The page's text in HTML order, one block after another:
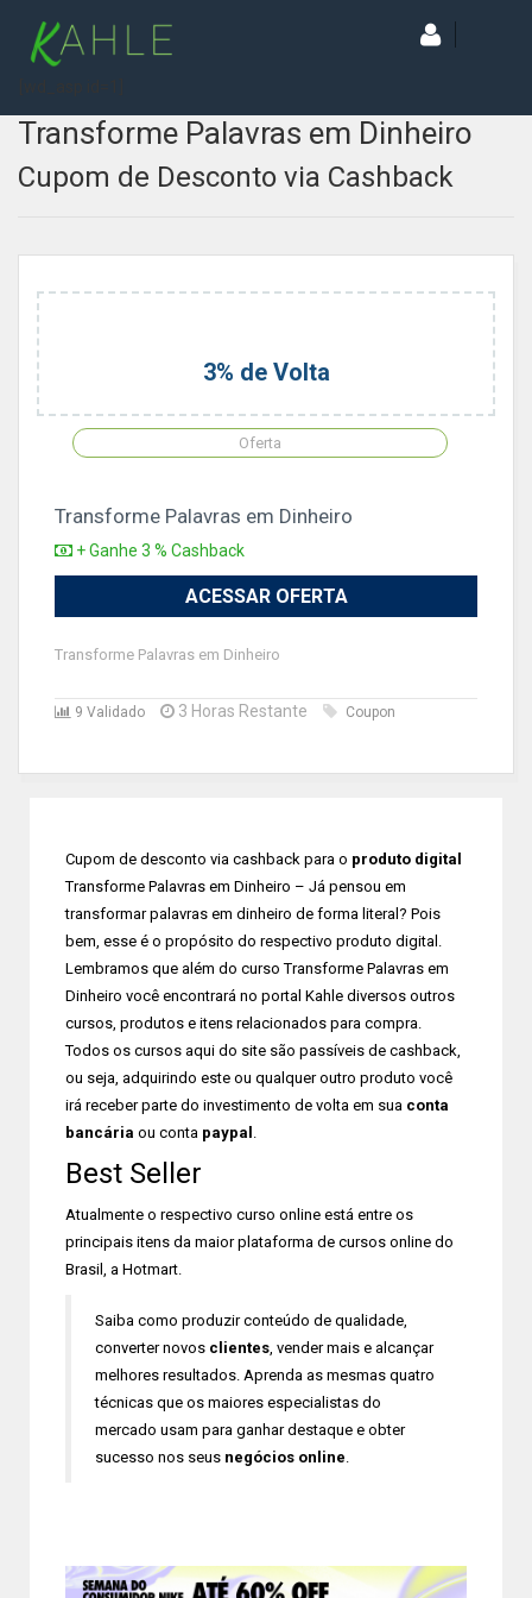
Transforme Palavras em Dinheiro
Cupom de Desconto via Cashback
3% de Volta
Oferta
Transforme Palavras em Dinheiro
+ Ganhe 3 % Cashback
ACESSAR OFERTA
Transforme Palavras em Dinheiro
9 Validado 3 Horas Restante Coupon
Cupom de desconto via cashback para o produto digital
Transforme Palavras em Dinheiro – Já pensou em
transformar palavras em dinheiro de forma literal? Pois
bem, esse é o propósito do respectivo produto digital.
Lembramos que além do curso Transforme Palavras em
Dinheiro você encontrará no portal Kahle diversos outros
cursos, produtos e itens relacionados para compra.
Todos os cursos aqui do site são passíveis de cashback,
ou seja, adquirindo este ou qualquer outro produto você
irá receber parte do investimento de volta em sua conta
bancária ou conta paypal .
Best Seller
Atualmente o respectivo curso online está entre os
principais itens da maior plataforma de cursos online do
Brasil, a Hotmart.
Saiba como produzir conteúdo de qualidade,
converter novos clientes, vender mais e alcançar
melhores resultados. Aprenda as mesmas quatro
técnicas que os maiores especialistas do
mercado usam para ganhar destaque e obter
sucesso nos seus negócios online.